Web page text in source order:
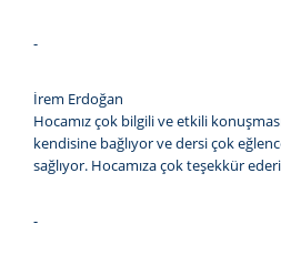
-
İrem Erdoğan
Hocamız çok bilgili ve etkili
kendisine bağlıyor ve dersi çok
sağlıyor. Hocamıza çok teşekkür
-